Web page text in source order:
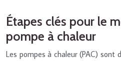
Étapes clés pour le
pompe à chaleur
Les pompes à chaleur (PAC)